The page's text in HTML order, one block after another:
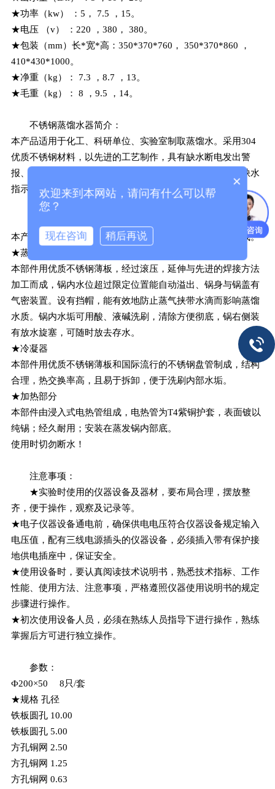
★功率（kw） ：5， 7.5 ，15。
★电压 （v） ：220 ，380， 380。
★包装（mm）长*宽*高：350*370*760， 350*370*860 ，
410*430*1000。
★净重（kg）： 7.3 ，8.7 ，13。
★毛重（kg）： 8 ，9.5 ，14。
不锈钢蒸馏水器简介：
本产品适用于化工、科研单位、实验室制取蒸馏水。采用304
优质不锈钢材料，以先进的工艺制作，具有缺水断电发出警
报、自动补水重新加热功能，设有电源开关、加热指示和缺水
指示。
本产品主要由不锈钢蒸发锅、冷凝器、电气装置三部分组成。
★蒸发锅
本部件用优质不锈钢薄板，经过滚压，延伸与先进的焊接方法
加工而成，锅内水位超过限定位置能自动溢出、锅身与锅盖有
气密装置。设有挡帽，能有效地防止蒸气挟带水滴而影响蒸馏
水质。锅内水垢可用酸、液碱洗刷，清除方便彻底，锅右侧装
有放水旋塞，可随时放去存水。
★冷凝器
本部件用优质不锈钢薄板和国际流行的不锈钢盘管制成，结构
合理，热交换率高，且易于拆卸，便于洗刷内部水垢。
★加热部分
本部件由浸入式电热管组成，电热管为T4紫铜护套，表面镀以
纯锡；经久耐用；安装在蒸发锅内部底。
使用时切勿断水！
注意事项：
★实验时使用的仪器设备及器材，要布局合理，摆放整
齐，便于操作，观察及记录等。
★电子仪器设备通电前，确保供电电压符合仪器设备规定输入
电压值，配有三线电源插头的仪器设备，必须插入带有保护接
地供电插座中，保证安全。
★使用设备时，要认真阅读技术说明书，熟悉技术指标、工作
性能、使用方法、注意事项，严格遵照仪器使用说明书的规定
步骤进行操作。
★初次使用设备人员，必须在熟练人员指导下进行操作，熟练
掌握后方可进行独立操作。
参数：
Ф200×50 8只/套
★规格 孔径
铁板圆孔 10.00
铁板圆孔 5.00
方孔铜网 2.50
方孔铜网 1.25
方孔铜网 0.63
×
欢迎来到本网站，请问有什么可以帮
您？
现在咨询 稍后再说